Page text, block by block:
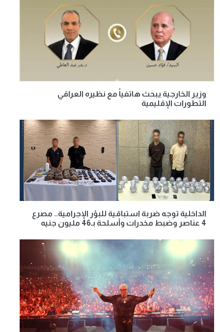
وزير الخارجية يبحث هاتفياً مع نظيره العراقي
التطورات الإقليمية
الداخلية توجه ضربة استباقية للبؤر الإجرامية.. مصرع
4 عناصر وضبط مخدرات وأسلحة بـ46 مليون جنيه